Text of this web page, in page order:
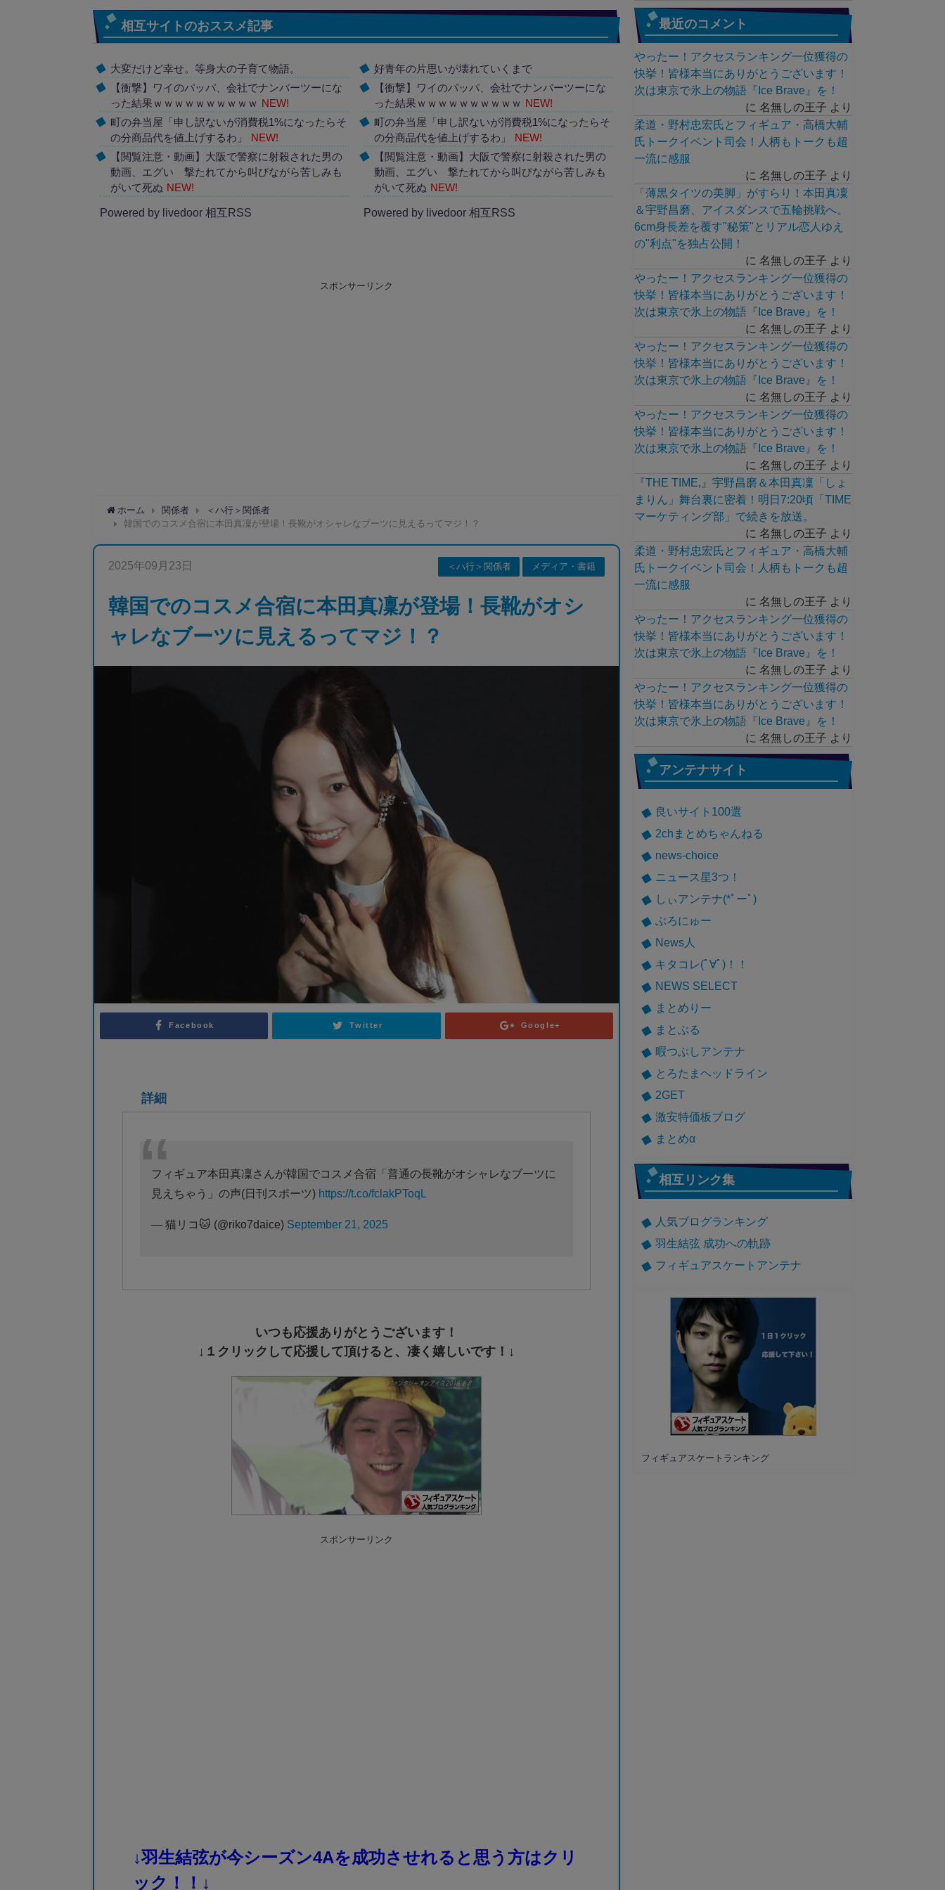
相互サイトのおススメ記事
大変だけど幸せ。等身大の子育て物語。
【衝撃】ワイのパッパ、会社でナンバーツーにな
った結果ｗｗｗｗｗｗｗｗｗｗ
NEW!
町の弁当屋「申し訳ないが消費税1%になったらそ
の分商品代を値上げするわ」
NEW!
【閲覧注意・動画】大阪で警察に射殺された男の
動画、エグい 撃たれてから叫びながら苦しみも
がいて死ぬ NEW!
Powered by livedoor 相互RSS
好青年の片思いが壊れていくまで
【衝撃】ワイのパッパ、会社でナンバーツーにな
った結果ｗｗｗｗｗｗｗｗｗｗ
NEW!
町の弁当屋「申し訳ないが消費税1%になったらそ
の分商品代を値上げするわ」
NEW!
【閲覧注意・動画】大阪で警察に射殺された男の
動画、エグい 撃たれてから叫びながら苦しみも
がいて死ぬ NEW!
Powered by livedoor 相互RSS
スポンサーリンク
ホーム 関係者
＜ハ行＞関係者
韓国でのコスメ合宿に本田真凜が登場！長靴がオシャレなブーツに見えるってマジ！？
2025年09月23日 ＜ハ行＞関係者 メディア・書籍
韓国でのコスメ合宿に本田真凜が登場！長靴がオシ
ャレなブーツに見えるってマジ！？
Facebook Twitter Google+
詳細
フィギュア本田真凜さんが韓国でコスメ合宿「普通の長靴がオシャレなブーツに
見えちゃう」の声(日刊スポーツ) https://t.co/fclakPToqL
— 猫リコ🐱 (@riko7daice) September 21, 2025
いつも応援ありがとうございます！
↓１クリックして応援して頂けると、凄く嬉しいです！↓
スポンサーリンク
↓羽生結弦が今シーズン4Aを成功させれると思う方はクリ
ック！！↓
最近のコメント
やったー！アクセスランキング一位獲得の
快挙！皆様本当にありがとうございます！
次は東京で氷上の物語『Ice Brave』を！
に 名無しの王子 より
柔道・野村忠宏氏とフィギュア・高橋大輔
氏トークイベント司会！人柄もトークも超
一流に感服
に 名無しの王子 より
「薄黒タイツの美脚」がすらり！本田真凜
＆宇野昌磨、アイスダンスで五輪挑戦へ。
6cm身長差を覆す"秘策"とリアル恋人ゆえ
の"利点"を独占公開！
に 名無しの王子 より
やったー！アクセスランキング一位獲得の
快挙！皆様本当にありがとうございます！
次は東京で氷上の物語『Ice Brave』を！
に 名無しの王子 より
やったー！アクセスランキング一位獲得の
快挙！皆様本当にありがとうございます！
次は東京で氷上の物語『Ice Brave』を！
に 名無しの王子 より
やったー！アクセスランキング一位獲得の
快挙！皆様本当にありがとうございます！
次は東京で氷上の物語『Ice Brave』を！
に 名無しの王子 より
『THE TIME,』宇野昌磨＆本田真凜「しょ
まりん」舞台裏に密着！明日7:20頃「TIME
マーケティング部」で続きを放送。
に 名無しの王子 より
柔道・野村忠宏氏とフィギュア・高橋大輔
氏トークイベント司会！人柄もトークも超
一流に感服
に 名無しの王子 より
やったー！アクセスランキング一位獲得の
快挙！皆様本当にありがとうございます！
次は東京で氷上の物語『Ice Brave』を！
に 名無しの王子 より
やったー！アクセスランキング一位獲得の
快挙！皆様本当にありがとうございます！
次は東京で氷上の物語『Ice Brave』を！
に 名無しの王子 より
アンテナサイト
良いサイト100選
2chまとめちゃんねる
news-choice
ニュース星3つ！
しぃアンテナ(*ﾟーﾟ)
ぶろにゅー
News人
キタコレ(ﾟ∀ﾟ)！！
NEWS SELECT
まとめりー
まとぶる
暇つぶしアンテナ
とろたまヘッドライン
2GET
激安特価板ブログ
まとめα
相互リンク集
人気ブログランキング
羽生結弦 成功への軌跡
フィギュアスケートアンテナ
フィギュアスケートランキング